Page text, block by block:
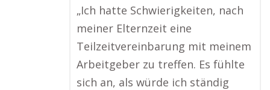
„Ich hatte Schwierigkeiten, nach
meiner Elternzeit eine
Teilzeitvereinbarung mit meinem
Arbeitgeber zu treffen. Es fühlte
sich an, als würde ich ständig